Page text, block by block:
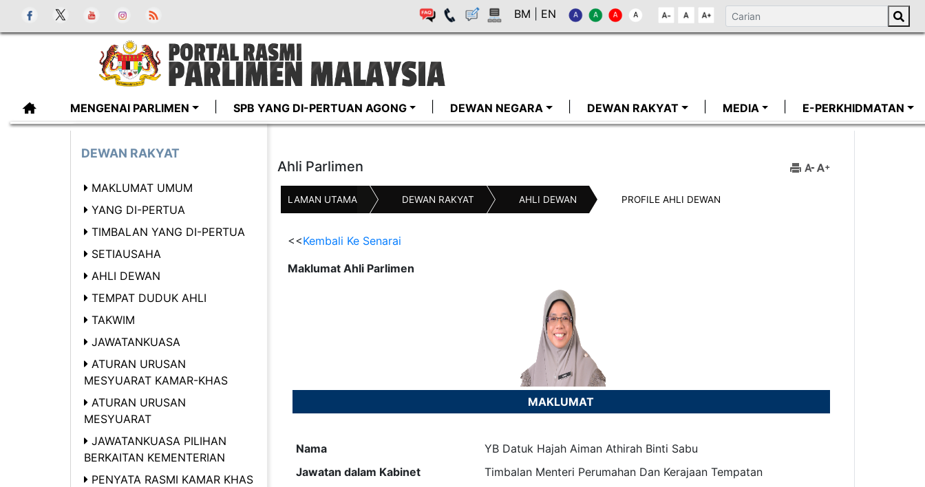
BM EN
MENGENAI PARLIMEN SPB YANG DI-PERTUAN AGONG DEWAN NEGARA DEWAN RAKYAT MEDIA E-PERKHIDMATAN
Ahli Parlimen
LAMAN UTAMA DEWAN RAKYAT AHLI DEWAN PROFILE AHLI DEWAN
<<Kembali Ke Senarai
Maklumat Ahli Parlimen
MAKLUMAT
Nama
YB Datuk Hajah Aiman Athirah Binti Sabu
Jawatan dalam Kabinet
Timbalan Menteri Perumahan Dan Kerajaan Tempatan
DEWAN RAKYAT
MAKLUMAT UMUM
YANG DI-PERTUA
TIMBALAN YANG DI-PERTUA
SETIAUSAHA
AHLI DEWAN
TEMPAT DUDUK AHLI
TAKWIM
JAWATANKUASA
ATURAN URUSAN
MESYUARAT KAMAR-KHAS
ATURAN URUSAN
MESYUARAT
JAWATANKUASA PILIHAN
BERKAITAN KEMENTERIAN
PENYATA RASMI KAMAR KHAS